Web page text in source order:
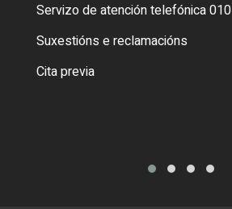
Servizo de atención telefónica 010
Suxestións e reclamacións
Cita previa